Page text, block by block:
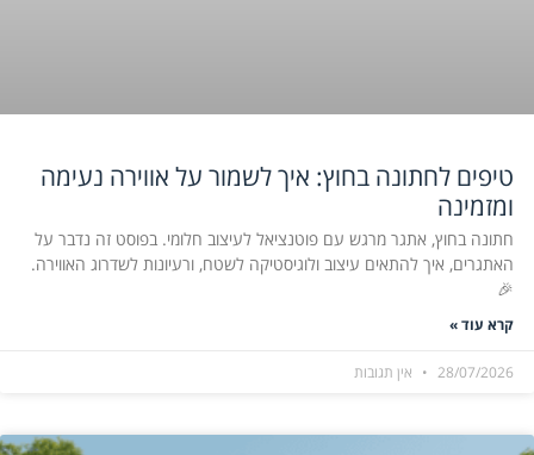
טיפים לחתונה בחוץ: איך לשמור על אווירה נעימה
ומזמינה
חתונה בחוץ, אתגר מרגש עם פוטנציאל לעיצוב חלומי. בפוסט זה נדבר על
האתגרים, איך להתאים עיצוב ולוגיסטיקה לשטח, ורעיונות לשדרוג האווירה.
🎉
קרא עוד »
28/07/2026 אין תגובות